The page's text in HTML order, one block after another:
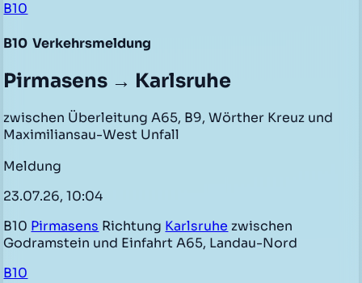
B10
B10 Verkehrsmeldung
Pirmasens → Karlsruhe
zwischen Überleitung A65, B9, Wörther Kreuz und
Maximiliansau-West Unfall
Meldung
23.07.26, 10:04
B10 Pirmasens Richtung Karlsruhe zwischen
Godramstein und Einfahrt A65, Landau-Nord
B10